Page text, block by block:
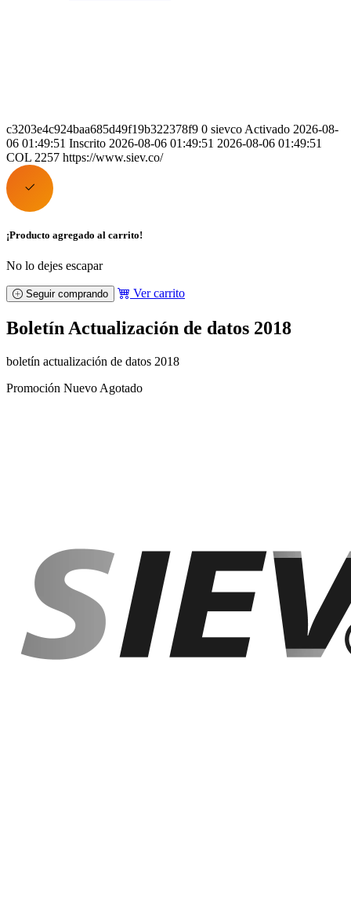
c3203e4c924baa685d49f19b322378f9 0 sievco Activado 2026-08-
06 01:49:51 Inscrito 2026-08-06 01:49:51 2026-08-06 01:49:51
COL 2257 https://www.siev.co/
¡Producto agregado al carrito!
No lo dejes escapar
Seguir comprando Ver carrito
Boletín Actualización de datos 2018
boletín actualización de datos 2018
Promoción Nuevo Agotado